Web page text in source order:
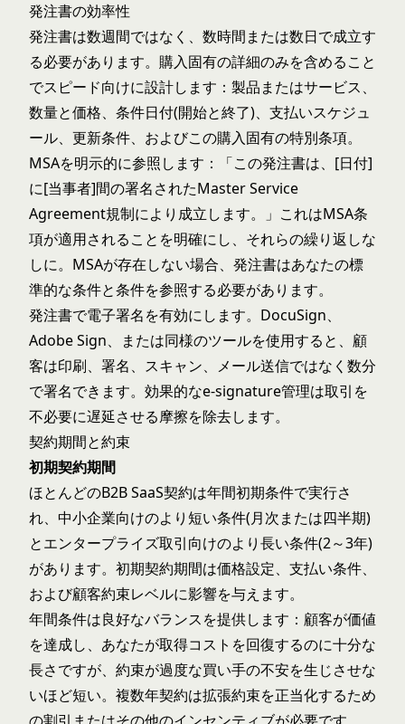
発注書の効率性
発注書は数週間ではなく、数時間または数日で成立す
る必要があります。購入固有の詳細のみを含めること
でスピード向けに設計します：製品またはサービス、
数量と価格、条件日付(開始と終了)、支払いスケジュ
ール、更新条件、およびこの購入固有の特別条項。
MSAを明示的に参照します：「この発注書は、[日付]
に[当事者]間の署名されたMaster Service
Agreement規制により成立します。」これはMSA条
項が適用されることを明確にし、それらの繰り返しな
しに。MSAが存在しない場合、発注書はあなたの標
準的な条件と条件を参照する必要があります。
発注書で電子署名を有効にします。DocuSign、
Adobe Sign、または同様のツールを使用すると、顧
客は印刷、署名、スキャン、メール送信ではなく数分
で署名できます。効果的なe-signature管理は取引を
不必要に遅延させる摩擦を除去します。
契約期間と約束
初期契約期間
ほとんどのB2B SaaS契約は年間初期条件で実行さ
れ、中小企業向けのより短い条件(月次または四半期)
とエンタープライズ取引向けのより長い条件(2～3年)
があります。初期契約期間は価格設定、支払い条件、
および顧客約束レベルに影響を与えます。
年間条件は良好なバランスを提供します：顧客が価値
を達成し、あなたが取得コストを回復するのに十分な
長さですが、約束が過度な買い手の不安を生じさせな
いほど短い。 複数年契約は拡張約束を正当化するため